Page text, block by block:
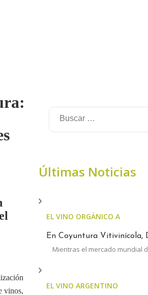
vinos,
Últimas Noticias
EL VINO ORGÁNICO
En Coyuntura Vitivinícola,
Mientras el mercado mundial
EL VINO ARGENTINO